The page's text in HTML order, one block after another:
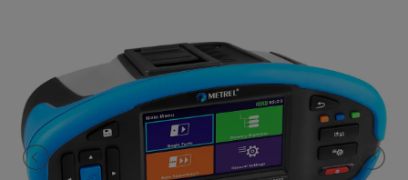
Metrel MI3132 har følgende funksjoner:
• Visuell inspeksjon (sjekkliste)
• Spennings- og frekvensmåling (AC, DC, AC+DC)
• Kontinuitetsmåling med opptil 2 A teststrøm med to eller fire
ledere
• Motstandsberegner til beregning grenseverdier for
kontinuitetstest basert på lengde og tverrsnitt
• Isolasjonstest opptil 1500 V DC